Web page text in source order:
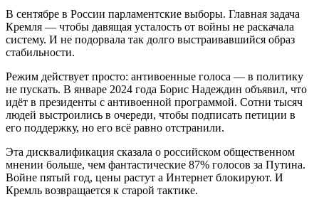
В сентябре в России парламентские выборы. Главная задача
Кремля — чтобы давящая усталость от войны не раскачала
систему. И не подорвала так долго выстраивавшийся образ
стабильности.
Режим действует просто: антивоенные голоса — в политику
не пускать. В январе 2024 года Борис Надеждин объявил, что
идёт в президенты с антивоенной программой. Сотни тысяч
людей выстроились в очереди, чтобы подписать петиции в
его поддержку, но его всё равно отстранили.
Эта дисквалификация сказала о российском общественном
мнении больше, чем фантастические 87% голосов за Путина.
Войне пятый год, цены растут а Интернет блокируют. И
Кремль возвращается к старой тактике.